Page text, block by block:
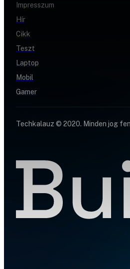
Impresszum
Hír
Cikk
Teszt
Laptop
Mobil
Gamer
Techkalauz © 2020. Minden jog